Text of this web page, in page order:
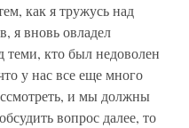
как я тружусь над
я вновь овладел
теми, кто был недоволен
у нас все еще много
и мы должны
вопрос далее, то